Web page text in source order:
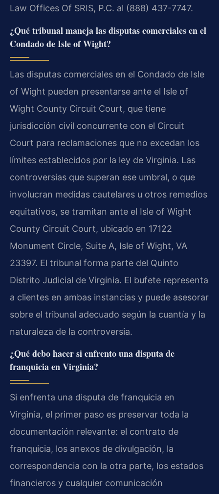
Law Offices Of SRIS, P.C. al (888) 437-7747.
¿Qué tribunal maneja las disputas comerciales en el
Condado de Isle of Wight?
Las disputas comerciales en el Condado de Isle
of Wight pueden presentarse ante el Isle of
Wight County Circuit Court, que tiene
jurisdicción civil concurrente con el Circuit
Court para reclamaciones que no excedan los
límites establecidos por la ley de Virginia. Las
controversias que superan ese umbral, o que
involucran medidas cautelares u otros remedios
equitativos, se tramitan ante el Isle of Wight
County Circuit Court, ubicado en 17122
Monument Circle, Suite A, Isle of Wight, VA
23397. El tribunal forma parte del Quinto
Distrito Judicial de Virginia. El bufete representa
a clientes en ambas instancias y puede asesorar
sobre el tribunal adecuado según la cuantía y la
naturaleza de la controversia.
¿Qué debo hacer si enfrento una disputa de
franquicia en Virginia?
Si enfrenta una disputa de franquicia en
Virginia, el primer paso es preservar toda la
documentación relevante: el contrato de
franquicia, los anexos de divulgación, la
correspondencia con la otra parte, los estados
financieros y cualquier comunicación